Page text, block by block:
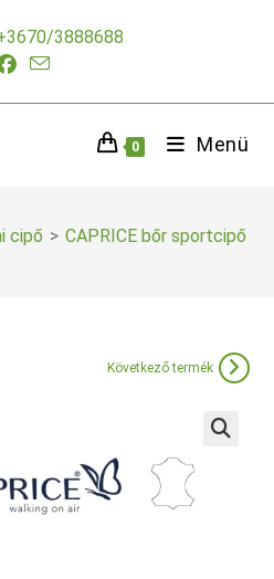
3888688
0 Menü
cipő > CAPRICE bőr sportcipő
Következő termék